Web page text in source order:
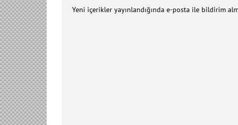
Yeni içerikler yayınlandığında e-posta ile bildirim